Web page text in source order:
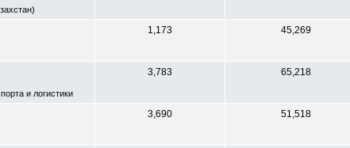
1,173 45,269
и логистики
3,783 65,218
3,690 51,518